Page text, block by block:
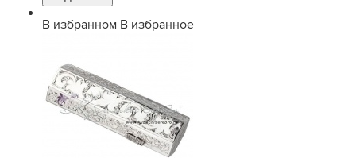
В избранном В избранное